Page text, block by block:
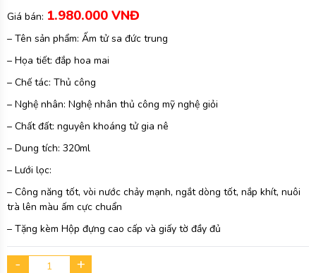
Giá bán: 1.980.000 VNĐ
– Tên sản phẩm: Ấm tử sa đức trung
– Họa tiết: đắp hoa mai
– Chế tác: Thủ công
– Nghệ nhân: Nghệ nhân thủ công mỹ nghệ giỏi
– Chất đất: nguyên khoáng tử gia nê
– Dung tích: 320ml
– Lưới lọc:
– Công năng tốt, vòi nước chảy mạnh, ngắt dòng tốt, nắp khít, nuôi
trà lên màu ấm cực chuẩn
– Tặng kèm Hộp đựng cao cấp và giấy tờ đầy đủ
- +